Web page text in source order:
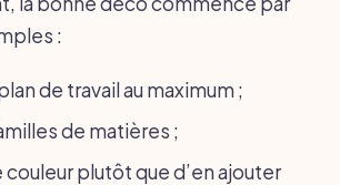
:
de travail au maximum ;
de matières ;
plutôt que d’en ajouter